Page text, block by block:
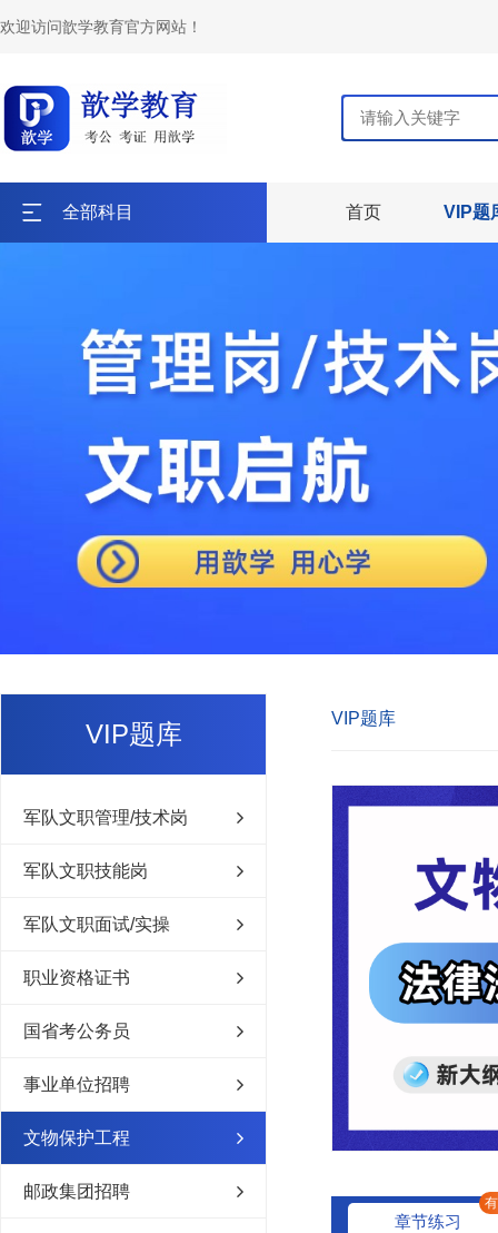
欢迎访问歆学教育官方网站！
全部科目 首页 VIP题
VIP题库
军队文职管理/技术岗
军队文职技能岗
军队文职面试/实操
职业资格证书
国省考公务员
事业单位招聘
文物保护工程
邮政集团招聘
VIP题库
章节练习